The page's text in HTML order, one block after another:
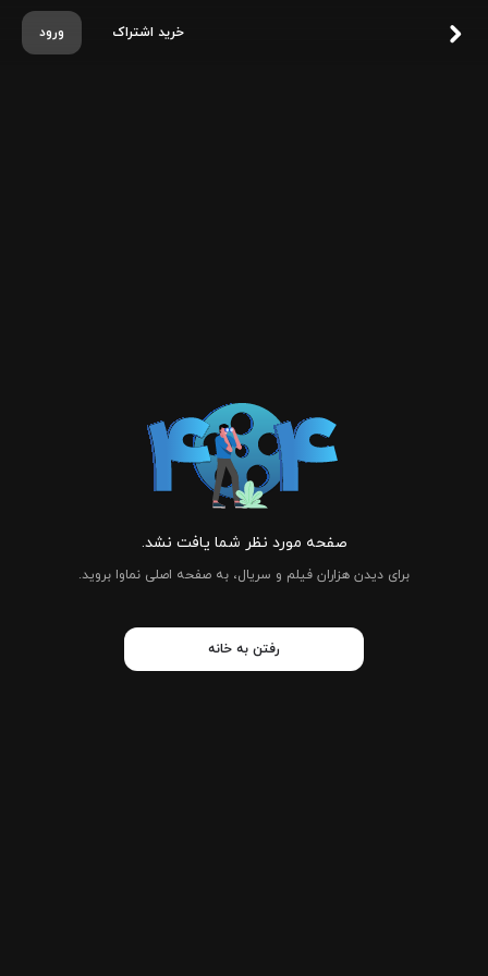
ورود خرید اشتراک
صفحه مورد نظر شما یافت نشد.
برای دیدن هزاران فیلم و سریال، به صفحه اصلی نماوا بروید.
رفتن به خانه